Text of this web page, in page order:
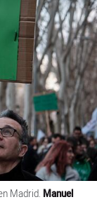
Madrid. Manuel